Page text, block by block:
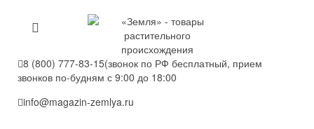
8 (800) 777-83-15(звонок по РФ бесплатный, прием
звонков по-будням с 9:00 до 18:00
info@magazin-zemlya.ru